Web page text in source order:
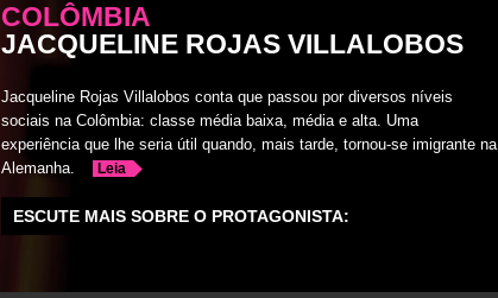
COLÔMBIA
JACQUELINE ROJAS VILLALOBOS
Jacqueline Rojas Villalobos conta que passou por diversos níveis
sociais na Colômbia: classe média baixa, média e alta. Uma
experiência que lhe seria útil quando, mais tarde, tornou-se imigrante na
Alemanha.
Leia
ESCUTE MAIS SOBRE O PROTAGONISTA: